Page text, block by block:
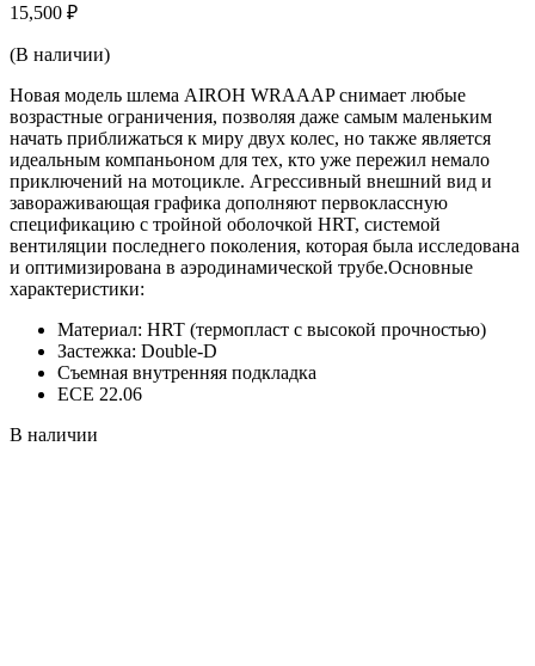
15,500 ₽
(В наличии)
Новая модель шлема AIROH WRAAAP снимает любые
возрастные ограничения, позволяя даже самым маленьким
начать приближаться к миру двух колес, но также является
идеальным компаньоном для тех, кто уже пережил немало
приключений на мотоцикле. Агрессивный внешний вид и
завораживающая графика дополняют первоклассную
спецификацию с тройной оболочкой HRT, системой
вентиляции последнего поколения, которая была исследована
и оптимизирована в аэродинамической трубе.Основные
характеристики:
Материал: HRT (термопласт с высокой прочностью)
Застежка: Double-D
Съемная внутренняя подкладка
ECE 22.06
В наличии